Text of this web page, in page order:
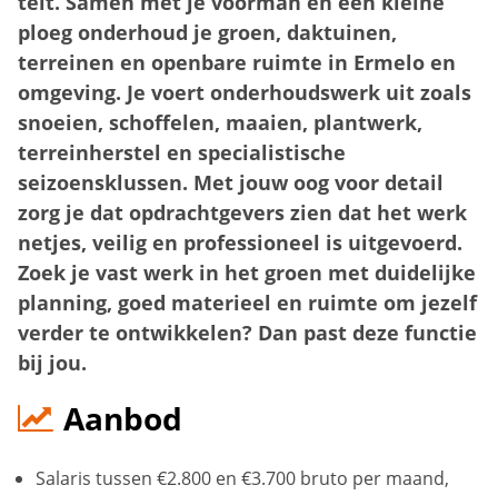
ploeg onderhoud je groen, daktuinen,
terreinen en openbare ruimte in Ermelo en
omgeving. Je voert onderhoudswerk uit zoals
snoeien, schoffelen, maaien, plantwerk,
terreinherstel en specialistische
seizoensklussen. Met jouw oog voor detail
zorg je dat opdrachtgevers zien dat het werk
netjes, veilig en professioneel is uitgevoerd.
Zoek je vast werk in het groen met duidelijke
planning, goed materieel en ruimte om jezelf
verder te ontwikkelen? Dan past deze functie
bij jou.
Aanbod
Salaris tussen €2.800 en €3.700 bruto per maand,